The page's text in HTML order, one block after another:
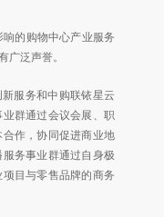
的购物中心产业服务
广泛声誉。
服务和中购联铱星云
群通过会议会展、职
作，协同促进商业地
务事业群通过自身极
目与零售品牌的商务